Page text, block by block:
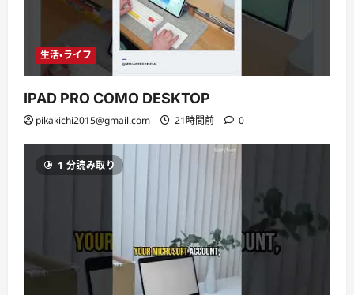
生活・ライフ
IPAD PRO COMO DESKTOP
pikakichi2015@gmail.com 21時間前 0
1 分読み取り